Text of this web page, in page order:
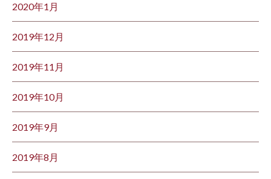
2020年1月
2019年12月
2019年11月
2019年10月
2019年9月
2019年8月